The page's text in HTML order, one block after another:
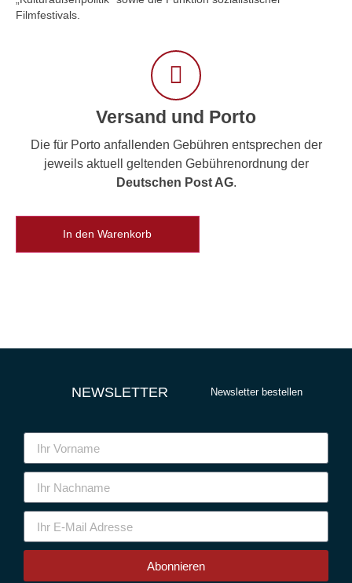
Filmfestivals.
Versand und Porto
Die für Porto anfallenden Gebühren entsprechen der
jeweils aktuell geltenden Gebührenordnung der
Deutschen Post AG.
In den Warenkorb
NEWSLETTER Newsletter bestellen
Abonnieren